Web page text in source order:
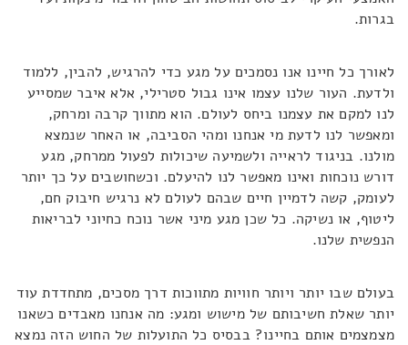
בגרות.
לאורך כל חיינו אנו נסמכים על מגע כדי להרגיש, להבין, ללמוד
ולדעת. העור שלנו עצמו אינו גבול סטרילי, אלא איבר שמסייע
לנו למקם את עצמנו ביחס לעולם. הוא מתווך קרבה ומרחק,
ומאפשר לנו לדעת מי אנחנו ומהי הסביבה, או האחר שנמצא
מולנו. בניגוד לראייה ולשמיעה שיכולות לפעול ממרחק, מגע
דורש נוכחות ואינו מאפשר לנו להיעלם. וכשחושבים על כך יותר
לעומק, קשה לדמיין חיים שבהם לעולם לא נרגיש חיבוק חם,
ליטוף, או נשיקה. כל שכן מגע מיני אשר נוכח כחיוני לבריאות
הנפשית שלנו.
בעולם שבו יותר ויותר חוויות מתווכות דרך מסכים, מתחדדת עוד
יותר שאלת חשיבותם של מישוש ומגע: מה אנחנו מאבדים כשאנו
מצמצמים אותם בחיינו? בבסיס כל התועלות של החוש הזה נמצא